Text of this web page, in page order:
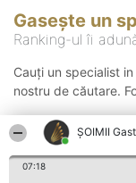
ȘOIMII
07:18
Gasește un
Ranking-ul îi
Cauți un specialist
nostru de căutare.